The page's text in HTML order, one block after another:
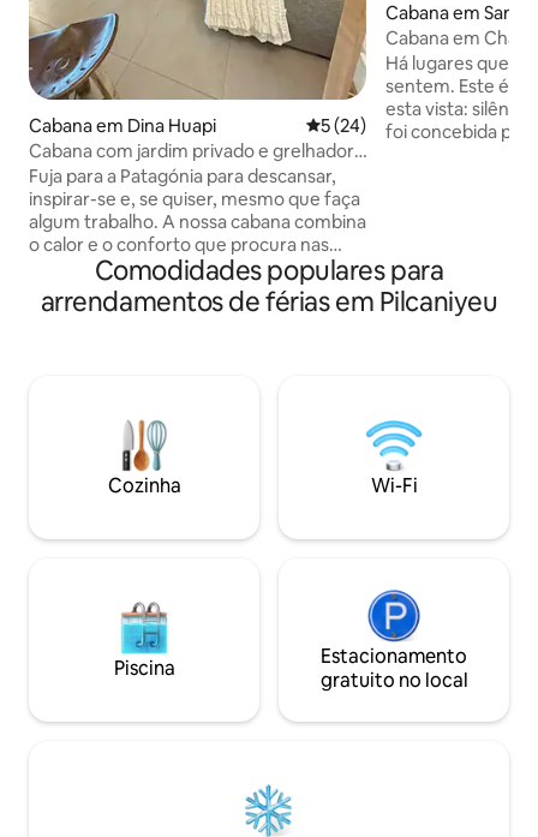
Cabana em Dina Huapi Classificação média de 5
5 (24)
Cabana com jardim privado e grelhador.
Coirones 1
Fuja para a Patagónia para descansar,
inspirar-se e, se quiser, mesmo que faça
algum trabalho. A nossa cabana combina
o calor e o conforto que procura nas
férias com Wi-Fi rápido e um espaço
acolhedor para aqueles que precisam de
se manter ligados. Rodeado pela
descontraídos ou qualquer pessoa que
procure inspiração - a poucos minutos
de Bariloche, mas imerso em paz total.
Cabana em San
es
Cabana em
melhores vistas
Há lugares que
sentem. Este é um deles.
esta vista:
foi concebida
Patagónia no
um refúgio
para desligar
Comodidades populares para
arrendamentos de férias em Pilcaniyeu
Cozinha Wi-Fi
Piscina
Estacionamento
gratuito no local